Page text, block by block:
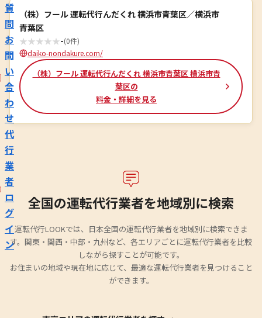
質
問
お
問
い
合
わ
せ
代
行
業
者
ロ
グ
イ
ン
（株）フール 運転代行んだくれ 横浜市青葉区／横浜市
青葉区
★★★★★-(0件)
daiko-nondakure.com/
（株）フール 運転代行んだくれ 横浜市青葉区 横浜市青
葉区の
料金・詳細を見る
全国の運転代行業者を地域別に検索
運転代行LOOKでは、日本全国の運転代行業者を地域別に検索できま
す。関東・関西・中部・九州など、各エリアごとに運転代行業者を比較
しながら探すことが可能です。
お住まいの地域や現在地に応じて、最適な運転代行業者を見つけること
ができます。